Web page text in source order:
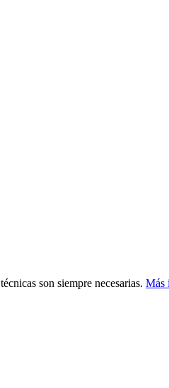
son siempre necesarias. Más